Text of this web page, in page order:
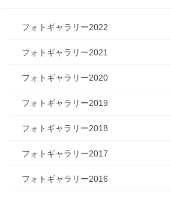
フォトギャラリー2022
フォトギャラリー2021
フォトギャラリー2020
フォトギャラリー2019
フォトギャラリー2018
フォトギャラリー2017
フォトギャラリー2016